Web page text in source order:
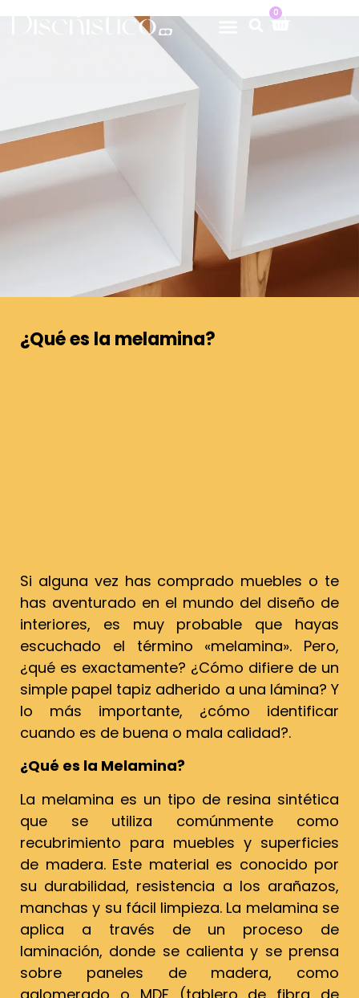
0
¿Qué es la melamina?
Si alguna vez has comprado muebles o te
has aventurado en el mundo del diseño de
interiores, es muy probable que hayas
escuchado el término «melamina». Pero,
¿qué es exactamente? ¿Cómo difiere de un
simple papel tapiz adherido a una lámina? Y
lo más importante, ¿cómo identificar
cuando es de buena o mala calidad?.
¿Qué es la Melamina?
La melamina es un tipo de resina sintética
que se utiliza comúnmente como
recubrimiento para muebles y superficies
de madera. Este material es conocido por
su durabilidad, resistencia a los arañazos,
manchas y su fácil limpieza. La melamina se
aplica a través de un proceso de
laminación, donde se calienta y se prensa
sobre paneles de madera, como